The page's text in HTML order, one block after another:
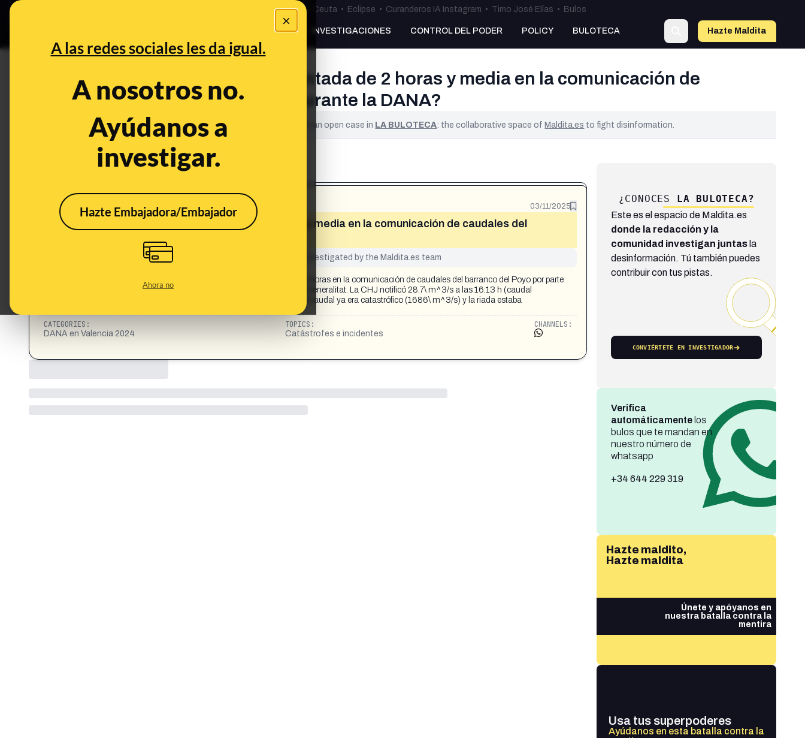
×
A las redes sociales les da igual.
A nosotros no.
Ayúdanos a
investigar.
Hazte Embajadora/Embajador
Ahora no
Especial Ceuta•Bulos Ceuta • Eclipse • Curanderos IA Instagram • Timo José Elías • Bulos
PREBUNKING INVESTIGACIONES CONTROL DEL PODER POLICY BULOTECA Hazte Maldita
¿Existe una interrupción documentada de 2 horas y media en la comunicación de
caudales del barranco del Poyo durante la DANA?
This content has NOT yet been verified. It is an open case in LA BULOTECA: the collaborative space ofMaldita.es to fight disinformation.
What's being said: 03/11/2025
«Existe una interrupción documentada de 2 horas y media en la comunicación de caudales del
This content has not yet been investigated by the Maldita.es team
Brecha de Comunicación: Existe una interrupción documentada de 2.5 horas en la comunicación de caudales del barranco del Poyo por parte
de la CHJ al Centro de Coordinación de Emergencias (CECOPI) de la Generalitat. La CHJ notificó 28.7\ m^3/s a las 16:13 h (caudal
descendente) y no volvió a enviar un aviso hasta las 18:43 h, cuando el caudal ya era catastrófico (1686\ m^3/s) y la riada estaba
CATEGORIES:
DANA en Valencia 2024
TOPICS:
Catástrofes e incidentes
CHANNELS:
¿CONOCES LA BULOTECA?
Este es el espacio de Maldita.es
donde la redacción y la
comunidad investigan juntasla
desinformación. Tú también puedes
contribuir con tus pistas.
CONVIÉRTETE EN INVESTIGADOR
Verifica
automáticamentelos
bulos que te mandan en
nuestro número de
whatsapp
+34 644 229 319
Hazte maldito,
Hazte maldita
Únete y apóyanos en
nuestra batalla contra la
mentira
Usa tus superpoderes
Ayúdanos en esta batalla contra la